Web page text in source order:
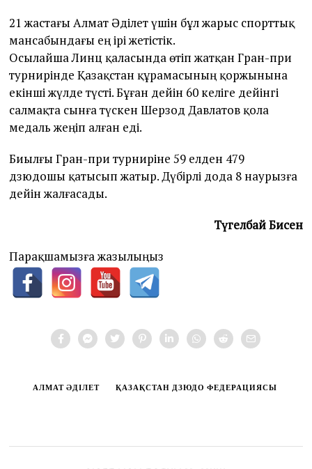
21 жастағы Алмат Әділет үшін бұл жарыс спорттық
мансабындағы ең ірі жетістік.
Осылайша Линц қаласында өтіп жатқан Гран-при
турнирінде Қазақстан құрамасының қоржынына
екінші жүлде түсті. Бұған дейін 60 келіге дейінгі
салмақта сынға түскен Шерзод Давлатов қола
медаль жеңіп алған еді.
Биылғы Гран-при турниріне 59 елден 479
дзюдошы қатысып жатыр. Дүбірлі дода 8 наурызға
дейін жалғасады.
Түгелбай Бисен
Парақшамызға жазылыңыз
АЛМАТ ӘДІЛЕТ ҚАЗАҚСТАН ДЗЮДО ФЕДЕРАЦИЯСЫ